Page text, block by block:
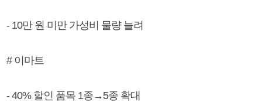
- 10만 원 미만 가성비 물량 늘려
# 이마트
- 40% 할인 품목 1종→5종 확대